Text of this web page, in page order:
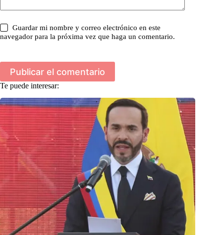
Guardar mi nombre y correo electrónico en este
navegador para la próxima vez que haga un comentario.
Publicar el comentario
Te puede interesar: